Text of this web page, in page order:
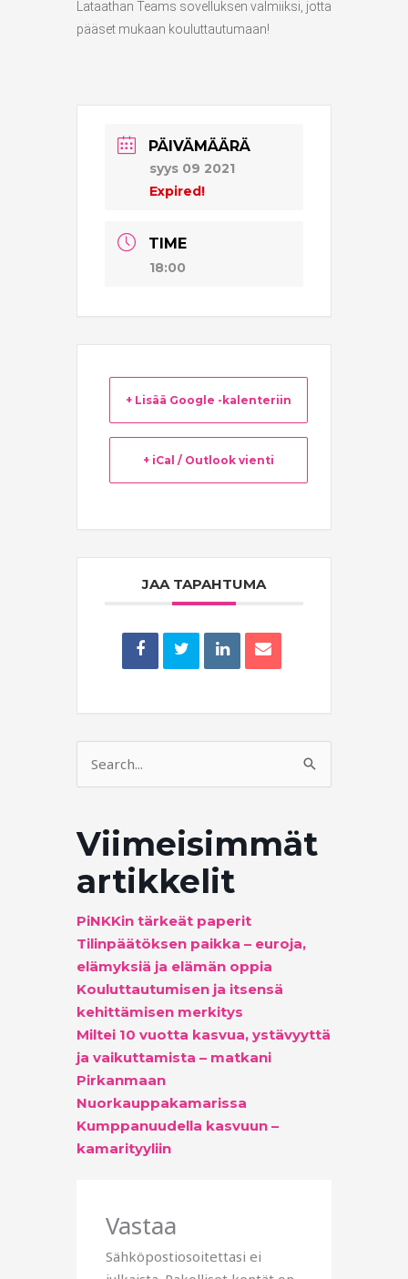
Lataathan Teams sovelluksen valmiiksi, jotta
pääset mukaan kouluttautumaan!
PÄIVÄMÄÄRÄ
syys 09 2021
Expired!
TIME
18:00
+ Lisää Google -kalenteriin
+ iCal / Outlook vienti
JAA TAPAHTUMA
Search
for:
Viimeisimmät
artikkelit
PiNKKin tärkeät paperit
Tilinpäätöksen paikka – euroja,
elämyksiä ja elämän oppia
Kouluttautumisen ja itsensä
kehittämisen merkitys
Miltei 10 vuotta kasvua, ystävyyttä
ja vaikuttamista – matkani
Pirkanmaan
Nuorkauppakamarissa
Kumppanuudella kasvuun –
kamarityyliin
Vastaa
Sähköpostiosoitettasi ei